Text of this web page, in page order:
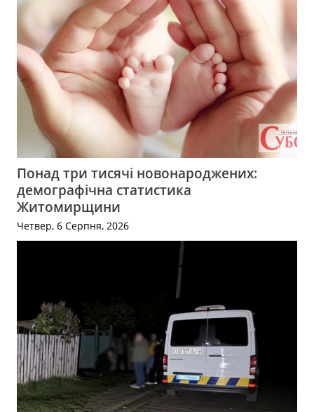
Понад три тисячі новонароджених:
демографічна статистика
Житомирщини
Четвер, 6 Серпня, 2026